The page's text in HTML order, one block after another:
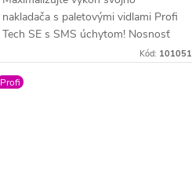
nakladača s paletovými vidlami Profi
Tech SE s SMS úchytom! Nosnosť
2500 kg a nastaviteľné lyžiny
manipuláciu s akýmkoľvek
Kód: 101051
Profi